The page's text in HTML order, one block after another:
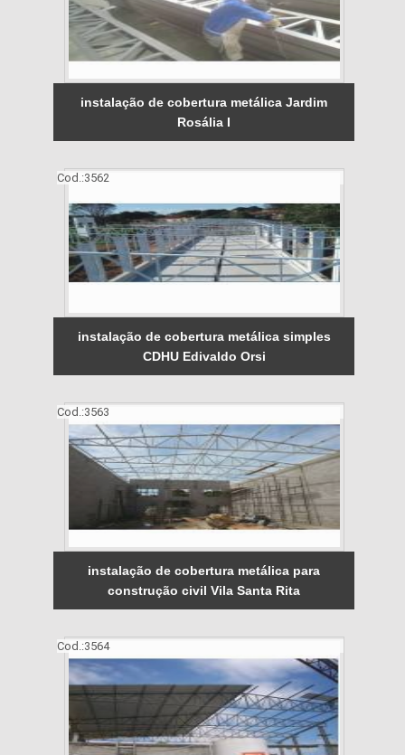
instalação de cobertura metálica Jardim
Rosália I
Cod.:3562
instalação de cobertura metálica simples
CDHU Edivaldo Orsi
Cod.:3563
instalação de cobertura metálica para
construção civil Vila Santa Rita
Cod.:3564